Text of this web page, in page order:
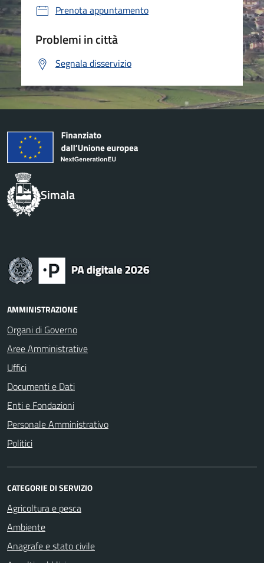
Prenota appuntamento
Problemi in città
Segnala disservizio
Simala
AMMINISTRAZIONE
Organi di Governo
Aree Amministrative
Uffici
Documenti e Dati
Enti e Fondazioni
Personale Amministrativo
Politici
CATEGORIE DI SERVIZIO
Agricoltura e pesca
Ambiente
Anagrafe e stato civile